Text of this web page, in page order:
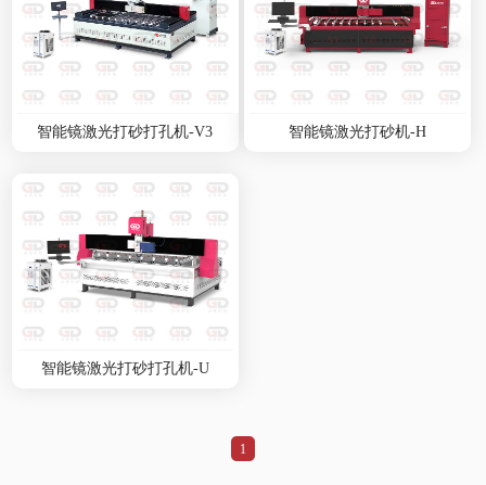
智能镜激光打砂打孔机-V3 智能镜激光打砂机-H
智能镜激光打砂打孔机-U
1